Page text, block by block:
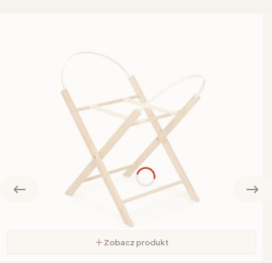
Zobacz produkt